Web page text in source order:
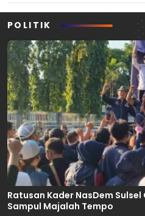
POLITIK
Ratusan Kader NasDem
Sampul Majalah Tempo